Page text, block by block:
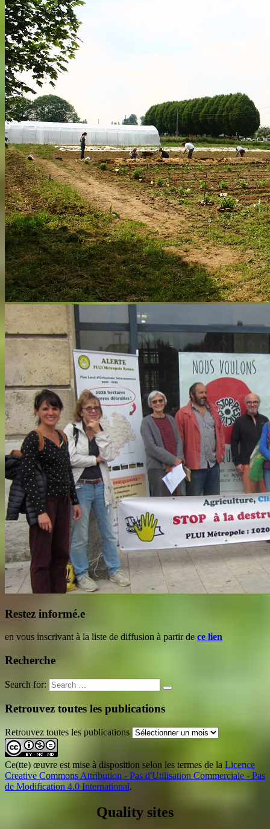
Restez informé.e
en vous inscrivant à la liste de diffusion à partir de ce lien
Recherche
Search for:
Retrouvez toutes les publications
Retrouvez toutes les publications
Ce(tte) œuvre est mise à disposition selon les termes de la Licence
Creative Commons Attribution - Pas d'Utilisation Commerciale - Pas
de Modification 4.0 International.
Quality sites